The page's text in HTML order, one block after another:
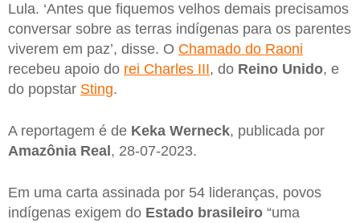
Lula. ‘Antes que fiquemos velhos demais precisamos
conversar sobre as terras indígenas para os parentes
viverem em paz’, disse. O Chamado do Raoni
recebeu apoio do rei Charles III, do Reino Unido, e
do popstar Sting.
A reportagem é de Keka Werneck, publicada por
Amazônia Real , 28-07-2023.
Em uma carta assinada por 54 lideranças, povos
indígenas exigem do Estado brasileiro “uma